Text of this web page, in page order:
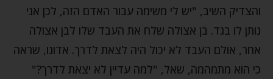
והצדיק השיב, "יש לי משימה עבור האדם הזה, לכן אני
נותן לו בגד. בן אצולה שלח את העבד שלו לבן אצולה
אחר, אולם העבד לא יכול היה לצאת לדרך. אדונו, שראה
כי הוא מתמהמה, שאל, "למה עדיין לא יצאת לדרך?"